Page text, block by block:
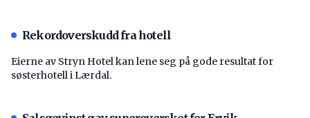
Rekordoverskudd fra hotell
Eierne av Stryn Hotel kan lene seg på gode resultat for
søsterhotell i Lærdal.